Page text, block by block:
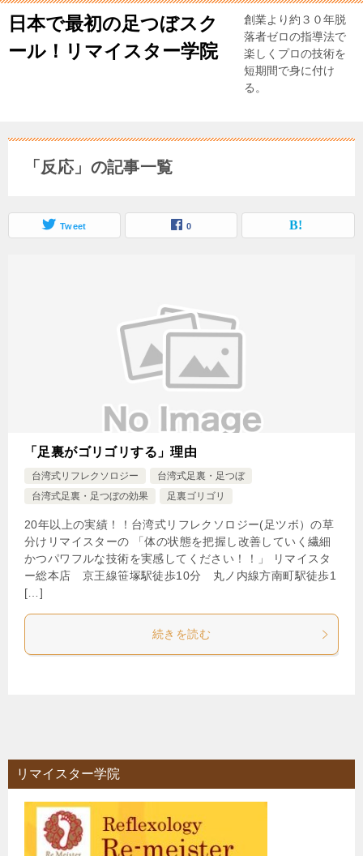
日本で最初の足つぼスク
ール！リマイスター学院
創業より約３０年脱
落者ゼロの指導法で
楽しくプロの技術を
短期間で身に付け
る。
「反応」の記事一覧
Tweet 0
「足裏がゴリゴリする」理由
台湾式リフレクソロジー
台湾式足裏・足つぼ
台湾式足裏・足つぼの効果
足裏ゴリゴリ
20年以上の実績！！台湾式リフレクソロジー(足ツボ）の草
分けリマイスターの 「体の状態を把握し改善していく繊細
かつパワフルな技術を実感してください！！」 リマイスタ
ー総本店 京王線笹塚駅徒歩10分 丸ノ内線方南町駅徒歩1
[…]
続きを読む
リマイスター学院